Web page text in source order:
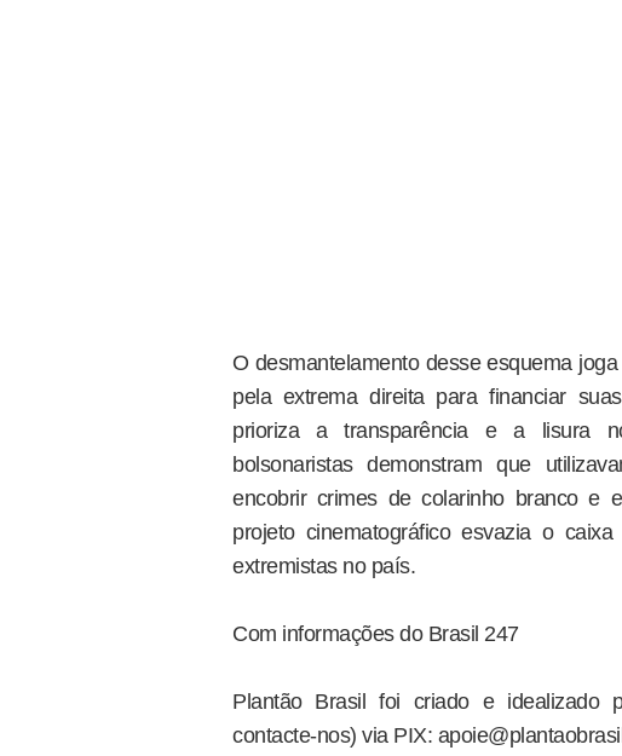
O desmantelamento desse esquema
pela extrema direita para financiar
prioriza a transparência e a lisura
bolsonaristas demonstram que
encobrir crimes de colarinho branco e
projeto cinematográfico esvazia o
extremistas no país.
Com informações do Brasil 247
Plantão Brasil foi criado e idealizado
contacte-nos) via PIX: